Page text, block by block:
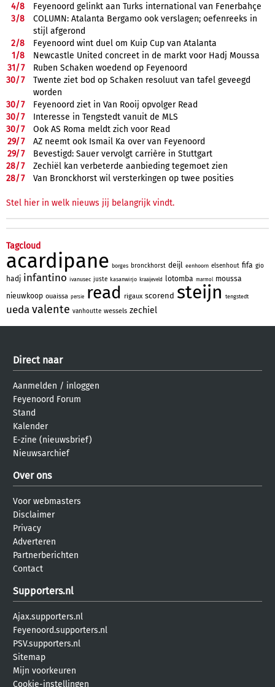
4/8
Feyenoord gelinkt aan Turks international van Fenerbahçe
3/8
COLUMN: Atalanta Bergamo ook verslagen; oefenreeks in
stijl afgerond
2/8
Feyenoord wint duel om Kuip Cup van Atalanta
1/8
Newcastle United concreet in de markt voor Hadj Moussa
31/7
Ruben Schaken woedend op Feyenoord
30/7
Twente ziet bod op Schaken resoluut van tafel geveegd
worden
30/7
Feyenoord ziet in Van Rooij opvolger Read
30/7
Interesse in Tengstedt vanuit de MLS
30/7
Ook AS Roma meldt zich voor Read
29/7
AZ neemt ook Ismail Ka over van Feyenoord
29/7
Bevestigd: Sauer vervolgt carrière in Stuttgart
28/7
Zechiël kan verbeterde aanbieding tegemoet zien
28/7 Van Bronckhorst wil versterkingen op twee posities
Stel hier in welk nieuws jij belangrijk vindt.
Tagcloud
acardipane borges bronckhorst deijl eenhoorn elsenhout fifa gio
hadj infantino ivanusec juste kasanwirjo kraaijeveld lotomba marmol
moussa
nieuwkoop ouaissa persie read rigaux scorend steijn tengstedt
uedavalente vanhoutte wessels zechiel
Direct naar
Aanmelden / inloggen
Feyenoord Forum
Stand
Kalender
E-zine (nieuwsbrief)
Nieuwsarchief
Over ons
Voor webmasters
Disclaimer
Privacy
Adverteren
Partnerberichten
Contact
Supporters.nl
Ajax.supporters.nl
Feyenoord.supporters.nl
PSV.supporters.nl
Sitemap
Mijn voorkeuren
Cookie-instellingen